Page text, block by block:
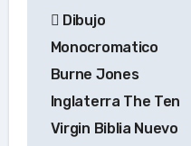
de
entradas
Dibujo
Monocromatico
Burne Jones
Inglaterra The Ten
Virgin Biblia Nuevo